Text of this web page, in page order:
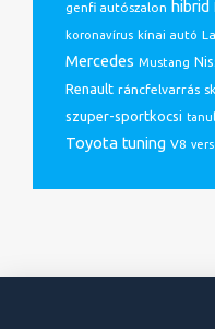
genfi autószalon hibrid
koronavírus kínai autó
Mercedes Mustang
Renault ráncfelvarrás
szuper-sportkocsi
Toyota tuning V8